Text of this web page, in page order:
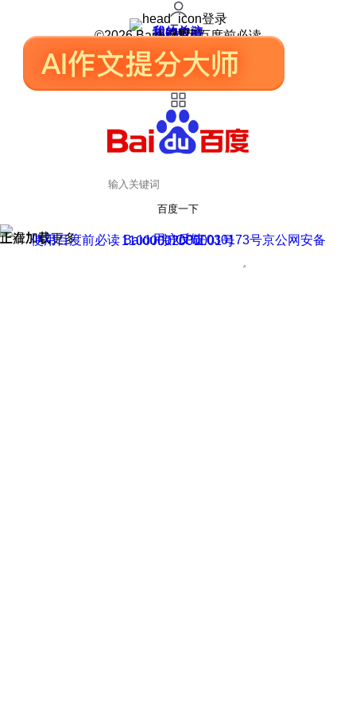
登录
我的关注
我的收藏
皮肤中心
用户反馈
设置
©2026 Baidu 使用百度前必读
百度一下
正在加载
上滑加载更多 用户反馈
使用百度前必读 Baidu 京ICP证030173号
京公网安备11000002000001号